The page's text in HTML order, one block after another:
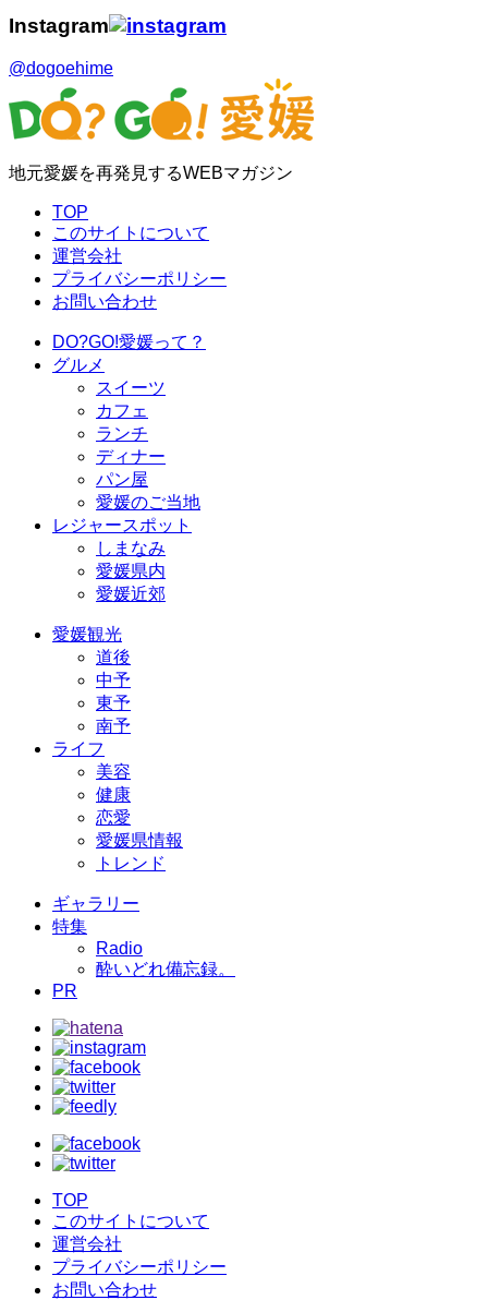
Instagram
@dogoehime
地元愛媛を再発見するWEBマガジン
TOP
このサイトについて
運営会社
プライバシーポリシー
お問い合わせ
DO?GO!愛媛って？
グルメ
スイーツ
カフェ
ランチ
ディナー
パン屋
愛媛のご当地
レジャースポット
しまなみ
愛媛県内
愛媛近郊
愛媛観光
道後
中予
東予
南予
ライフ
美容
健康
恋愛
愛媛県情報
トレンド
ギャラリー
特集
Radio
酔いどれ備忘録。
PR
TOP
このサイトについて
運営会社
プライバシーポリシー
お問い合わせ